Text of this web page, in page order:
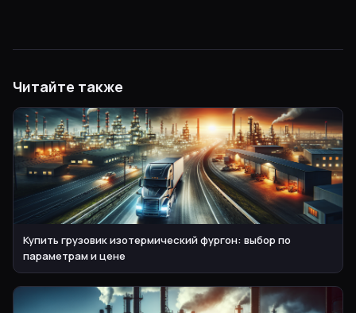
Читайте также
Купить грузовик изотермический фургон: выбор по
параметрам и цене